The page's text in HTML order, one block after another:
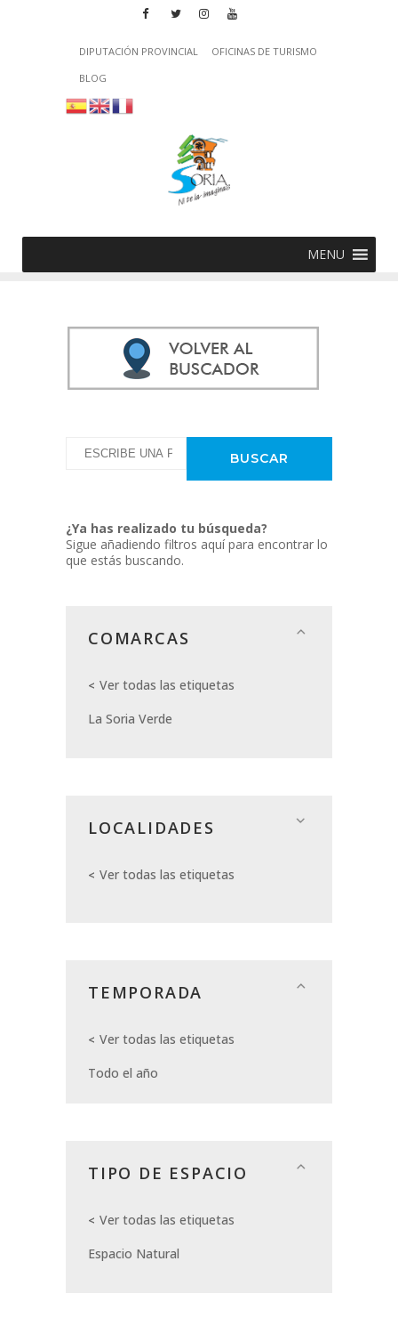
DIPUTACIÓN PROVINCIAL
OFICINAS DE TURISMO
BLOG
MENU
¿Ya has realizado tu búsqueda?
Sigue añadiendo filtros aquí para encontrar lo
que estás buscando.
COMARCAS
Ver todas las etiquetas
La Soria Verde
LOCALIDADES
Ver todas las etiquetas
TEMPORADA
Ver todas las etiquetas
Todo el año
TIPO DE ESPACIO
Ver todas las etiquetas
Espacio Natural